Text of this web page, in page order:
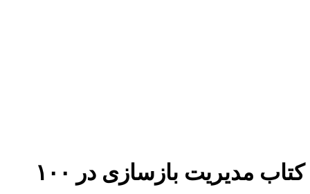
کتاب مدیریت بازسازی در ۱۰۰